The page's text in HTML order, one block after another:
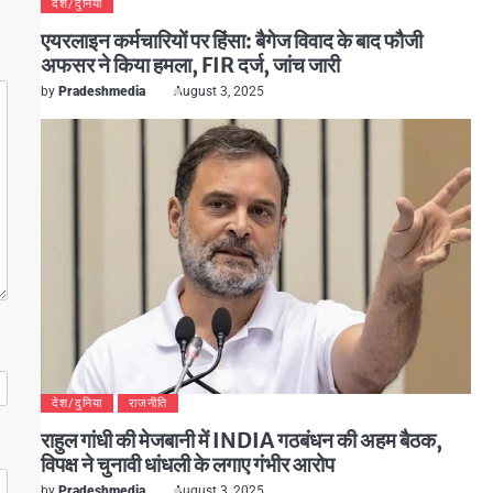
देश/दुनिया
एयरलाइन कर्मचारियों पर हिंसा: बैगेज विवाद के बाद फौजी
अफसर ने किया हमला, FIR दर्ज, जांच जारी
by Pradeshmedia August 3, 2025
देश/दुनिया राजनीति
राहुल गांधी की मेजबानी में INDIA गठबंधन की अहम बैठक,
विपक्ष ने चुनावी धांधली के लगाए गंभीर आरोप